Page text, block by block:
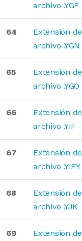
archivo .YGF
64
Extensión de
archivo .YGN
65
Extensión de
archivo .YGO
66
Extensión de
archivo .YIF
67
Extensión de
archivo .YIFY
68
Extensión de
archivo .YJK
69
Extensión de